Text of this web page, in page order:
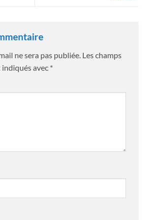
ne sera pas publiée. Les champs
avec *